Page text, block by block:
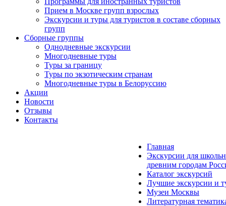
Прием в Москве групп взрослых
Экскурсии и туры для туристов в составе сборных
групп
Сборные группы
Однодневные экскурсии
Многодневные туры
Туры за границу
Туры по экзотическим странам
Многодневные туры в Белоруссию
Акции
Новости
Отзывы
Контакты
Главная
Экскурсии для
древним городам
Каталог экскурсий
Лучшие экскурсии и
Музеи Москвы
Литературная